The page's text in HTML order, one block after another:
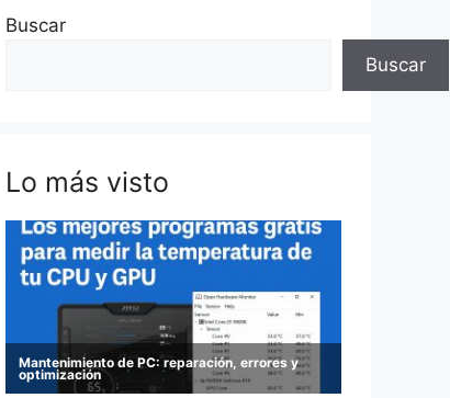
Buscar
Buscar
Lo más visto